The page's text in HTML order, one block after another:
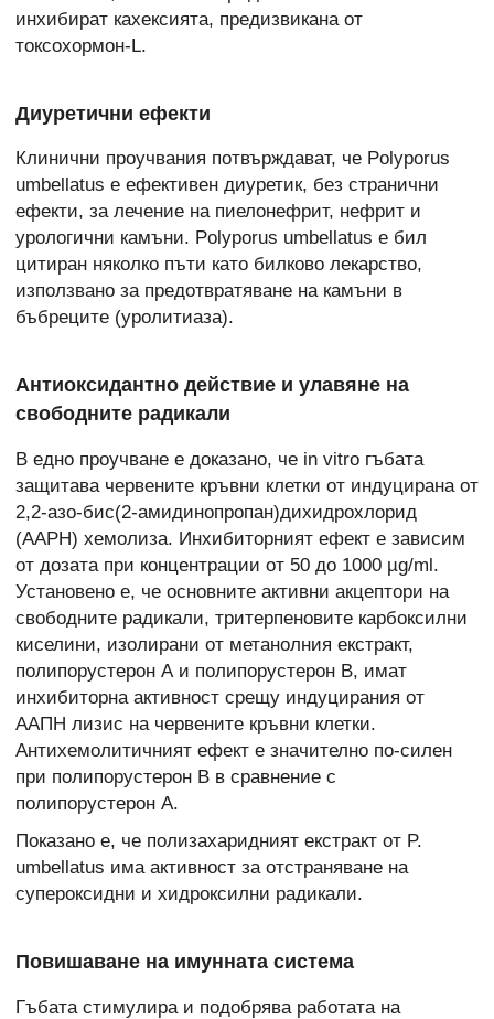
инхибират кахексията, предизвикана от
токсохормон-L.
Диуретични ефекти
Клинични проучвания потвърждават, че Polyporus
umbellatus е ефективен диуретик, без странични
ефекти, за лечение на пиелонефрит, нефрит и
урологични камъни. Polyporus umbellatus е бил
цитиран няколко пъти като билково лекарство,
използвано за предотвратяване на камъни в
бъбреците (уролитиаза).
Антиоксидантно действие и улавяне на
свободните радикали
В едно проучване е доказано, че in vitro гъбата
защитава червените кръвни клетки от индуцирана от
2,2-азо-бис(2-амидинопропан)дихидрохлорид
(AAPH) хемолиза. Инхибиторният ефект е зависим
от дозата при концентрации от 50 до 1000 µg/ml.
Установено е, че основните активни акцептори на
свободните радикали, тритерпеновите карбоксилни
киселини, изолирани от метанолния екстракт,
полипорустерон А и полипорустерон В, имат
инхибиторна активност срещу индуцирания от
ААПН лизис на червените кръвни клетки.
Антихемолитичният ефект е значително по-силен
при полипорустерон В в сравнение с
полипорустерон А.
Показано е, че полизахаридният екстракт от P.
umbellatus има активност за отстраняване на
супероксидни и хидроксилни радикали.
Повишаване на имунната система
Гъбата стимулира и подобрява работата на